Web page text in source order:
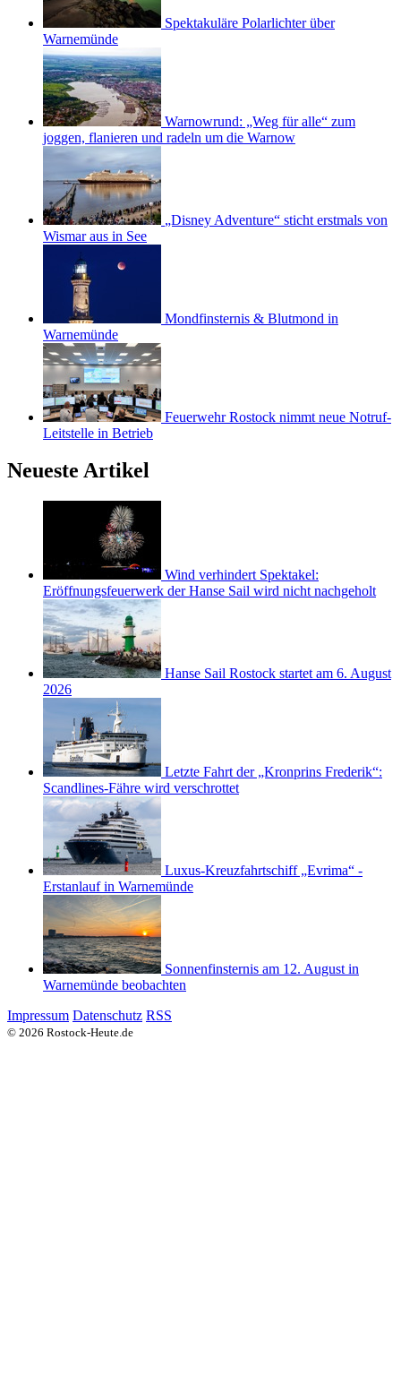
Spektakuläre Polarlichter über
Warnemünde
Warnowrund: „Weg für alle“ zum
joggen, flanieren und radeln um die Warnow
„Disney Adventure“ sticht erstmals von
Wismar aus in See
Mondfinsternis & Blutmond in
Warnemünde
Feuerwehr Rostock nimmt neue Notruf-
Leitstelle in Betrieb
Neueste Artikel
Wind verhindert Spektakel:
Eröffnungsfeuerwerk der Hanse Sail wird nicht nachgeholt
Hanse Sail Rostock startet am 6. August
2026
Letzte Fahrt der „Kronprins Frederik“:
Scandlines-Fähre wird verschrottet
Luxus-Kreuzfahrtschiff „Evrima“ -
Erstanlauf in Warnemünde
Sonnenfinsternis am 12. August in
Warnemünde beobachten
Impressum Datenschutz RSS
© 2026 Rostock-Heute.de